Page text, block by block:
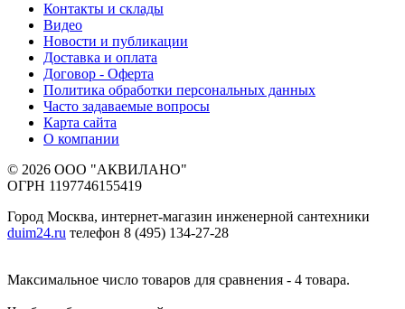
Контакты и склады
Видео
Новости и публикации
Доставка и оплата
Договор - Оферта
Политика обработки персональных данных
Часто задаваемые вопросы
Карта сайта
О компании
© 2026 ООО "АКВИЛАНО"
ОГРН 1197746155419
Город Москва, интернет-магазин инженерной сантехники
duim24.ru телефон 8 (495) 134-27-28
Максимальное число товаров для сравнения - 4 товара.